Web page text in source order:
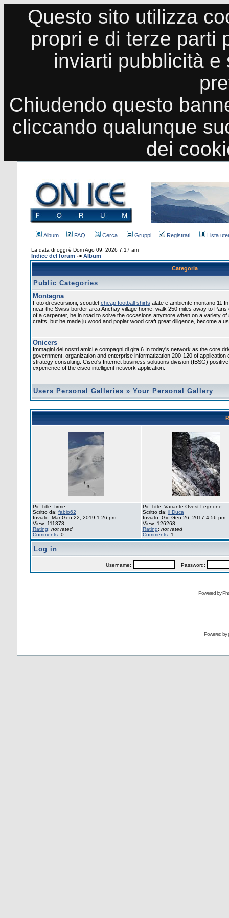
Questo sito utilizza
propri e di terze parti
inviarti pubblicità
Chiudendo questo
cliccando qualunque
dei
Album FAQ Cerca Gruppi Registrati Lista
La data di oggi è Dom Ago 09, 2026 7:17 am
Indice del forum -> Album
Categoria
Public Categories
Montagna
Foto di escursioni, scoutlet cheap football shirts alate e ambiente montano
near the Swiss border area Anchay village home, walk 250 miles away to
of a carpenter, he in road to solve the occasions anymore when on a variety
crafts, but he made ju wood and poplar wood craft great diligence, become a
Onicers
Immagini dei nostri amici e compagni di gita 6.In today's network as the core
government, organization and enterprise informatization 200-120 of application
strategy consulting. Cisco's Internet business solutions division (IBSG)
experience of the cisco intelligent network application.
Users Personal Galleries » Your Personal Gallery
Pic Title: firme
Scritto da: fabio62
Inviato: Mar Gen 22, 2019 1:26 pm
View: 111378
Rating: not rated
Comments: 0
Pic Title: Variante Ovest Legnone
Scritto da: il Duca
Inviato: Gio Gen 26, 2017 4:56 pm
View: 126268
Rating: not rated
Comments: 1
Log in
Username: Password:
Powered by
Powered by